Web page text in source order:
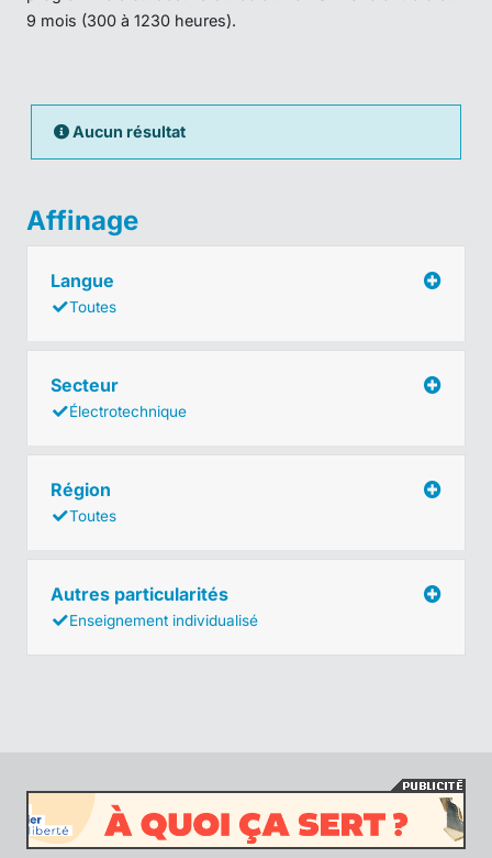
9 mois (300 à 1230 heures).
Aucun résultat
Affinage
Langue
Toutes
Secteur
Électrotechnique
Région
Toutes
Autres particularités
Enseignement individualisé